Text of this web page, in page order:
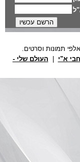
א"י
העולם שלי -